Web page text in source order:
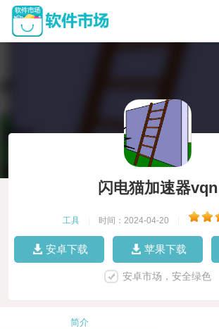
闪电猫加速器vqn
工具 时间：2024-04-20
安卓下载 苹果下载
安卓市场，安全绿色
简介